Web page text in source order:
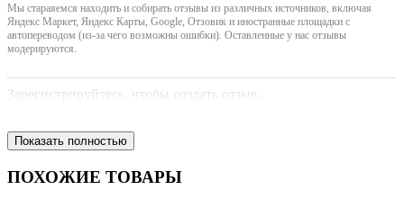
Мы стараяемся находить и собирать отзывы из различных источников, включая
Яндекс Маркет, Яндекс Карты, Google, Отзовик и иностранные площадки с
автопереводом (из-за чего возможны ошибки). Оставленные у нас отзывы
модерируются.
Зарегистрируйтесь, чтобы создать отзыв.
Показать полностью
ПОХОЖИЕ ТОВАРЫ